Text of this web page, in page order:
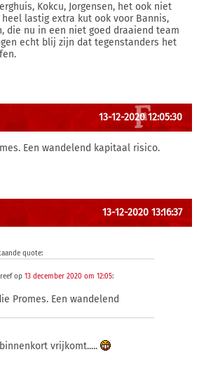
Kokcu, Jorgensen, het ook niet
lastig extra kut ook voor Bannis,
die nu in een niet goed draaiend team
echt blij zijn dat tegenstanders het
13-12-2020 12:05:30
Een wandelend kapitaal risico.
13-12-2020 13:16:37
quote:
op 13 december 2020 om 12:05:
Promes. Een wandelend
vrijkomt.....